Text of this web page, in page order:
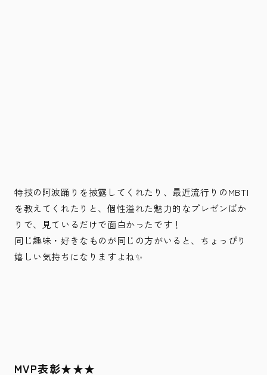
特技の阿波踊りを披露してくれたり、最近流行りのMBTI
を教えてくれたりと、個性溢れた魅力的なプレゼンばか
りで、見ているだけで面白かったです！
同じ趣味・好きなものが同じの方がいると、ちょっぴり
嬉しい気持ちになりますよね✨
MVP表彰★★★